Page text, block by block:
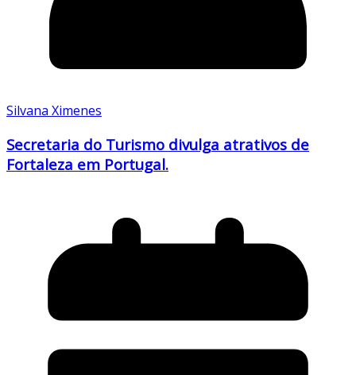
Silvana Ximenes
Secretaria do Turismo divulga atrativos de
Fortaleza em Portugal.